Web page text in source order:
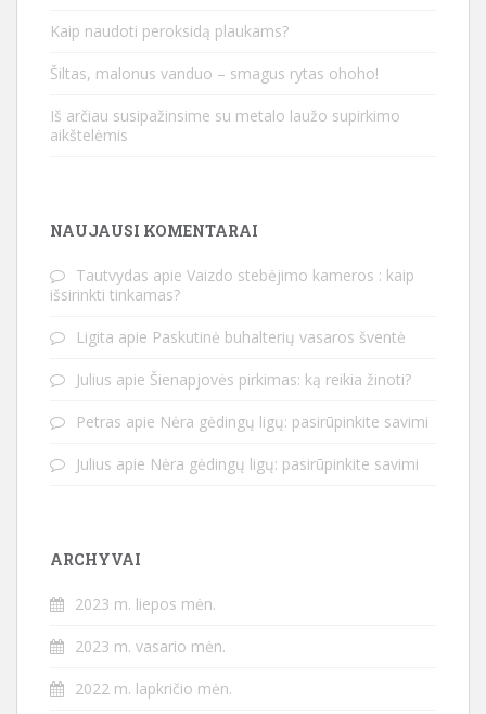
Kaip naudoti peroksidą plaukams?
Šiltas, malonus vanduo – smagus rytas ohoho!
Iš arčiau susipažinsime su metalo laužo supirkimo
aikštelėmis
NAUJAUSI KOMENTARAI
Tautvydas apie Vaizdo stebėjimo kameros : kaip
išsirinkti tinkamas?
Ligita apie Paskutinė buhalterių vasaros šventė
Julius apie Šienapjovės pirkimas: ką reikia žinoti?
Petras apie Nėra gėdingų ligų: pasirūpinkite savimi
Julius apie Nėra gėdingų ligų: pasirūpinkite savimi
ARCHYVAI
2023 m. liepos mėn.
2023 m. vasario mėn.
2022 m. lapkričio mėn.